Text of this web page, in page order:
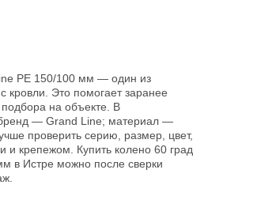
PE 150/100 мм — один из
кровли. Это помогает заранее
на объекте. В
бренд — Grand Line; материал —
проверить серию, размер, цвет,
и крепежом. Купить колено 60 град
в Истре можно после сверки